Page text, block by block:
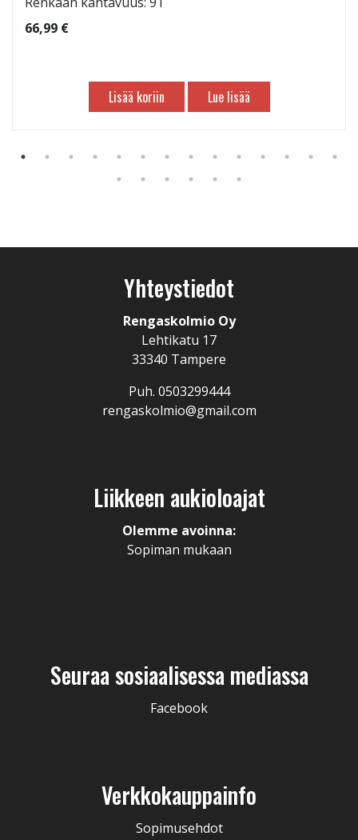
66,99 €
Lisää koriin Lue lisää
Yhteystiedot
Rengaskolmio Oy
Lehtikatu 17
33340 Tampere
Puh. 0503299444
rengaskolmio@gmail.com
Liikkeen aukioloajat
Olemme avoinna:
Sopiman mukaan
Seuraa sosiaalisessa mediassa
Facebook
Verkkokauppainfo
Sopimusehdot